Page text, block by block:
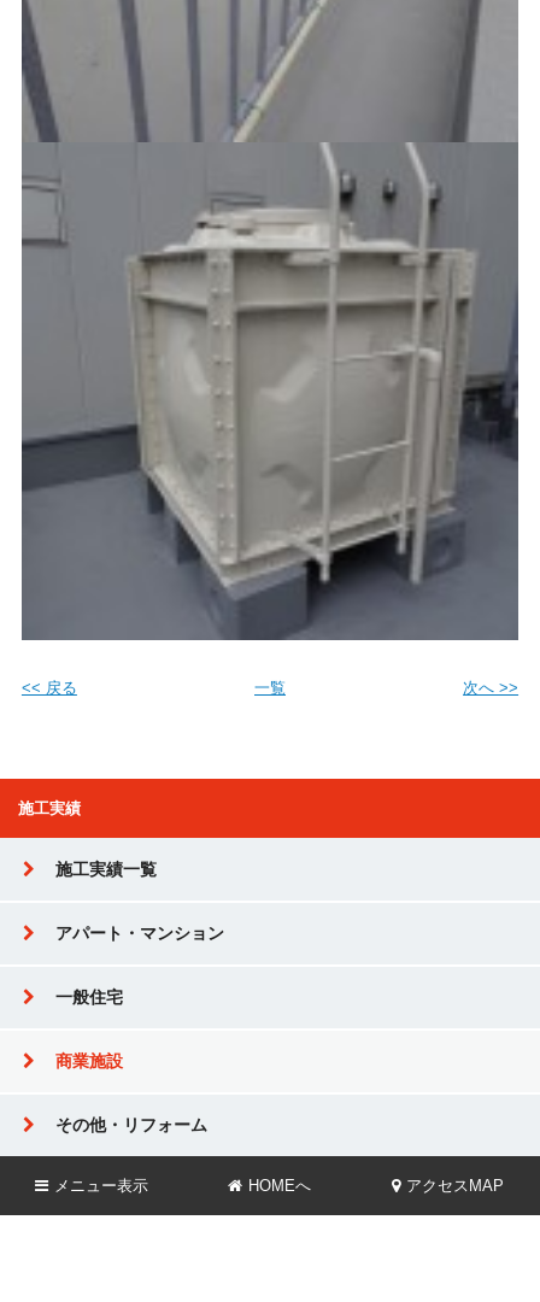
<< 戻る 一覧 次へ >>
施工実績
施工実績一覧
アパート・マンション
一般住宅
商業施設
その他・リフォーム
メニュー表示 HOMEへ アクセスMAP